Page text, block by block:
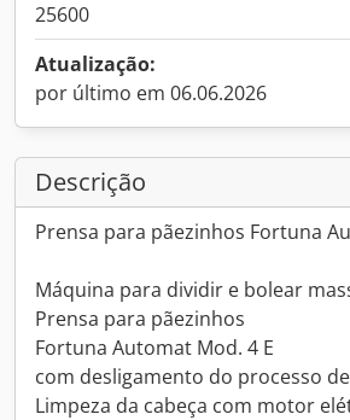
25600
Atualização:
por último em 06.06.2026
Descrição
Prensa para pãezinhos Fortuna
Máquina para dividir e bolear
Prensa para pãezinhos
Fortuna Automat Mod. 4 E
com desligamento do processo
Limpeza da cabeça com motor